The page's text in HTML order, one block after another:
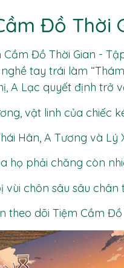
Đồ Thời
Cầm Đồ Thời Gian -
tay trái làm
A Lạc quyết định trở
vật linh của chiếc
Hân, A Tương và
họ phải chăng còn
vùi chôn sâu sâu
theo dõi Tiệm Cầm